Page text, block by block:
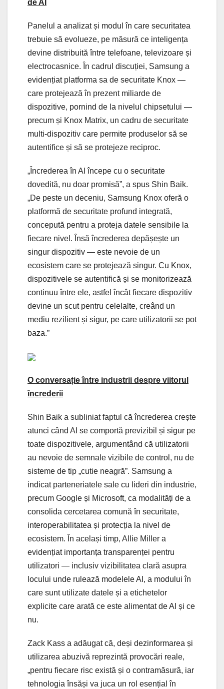
de AI
Panelul a analizat și modul în care securitatea
trebuie să evolueze, pe măsură ce inteligența
devine distribuită între telefoane, televizoare și
electrocasnice. În cadrul discuției, Samsung a
evidențiat platforma sa de securitate Knox —
care protejează în prezent miliarde de
dispozitive, pornind de la nivelul chipsetului —
precum și Knox Matrix, un cadru de securitate
multi-dispozitiv care permite produselor să se
autentifice și să se protejeze reciproc.
„Încrederea în AI începe cu o securitate
dovedită, nu doar promisă”, a spus Shin Baik.
„De peste un deceniu, Samsung Knox oferă o
platformă de securitate profund integrată,
concepută pentru a proteja datele sensibile la
fiecare nivel. Însă încrederea depășește un
singur dispozitiv — este nevoie de un
ecosistem care se protejează singur. Cu Knox,
dispozitivele se autentifică și se monitorizează
continuu între ele, astfel încât fiecare dispozitiv
devine un scut pentru celelalte, creând un
mediu rezilient și sigur, pe care utilizatorii se pot
baza.”
O conversație între industrii despre viitorul
încrederii
Shin Baik a subliniat faptul că încrederea crește
atunci când AI se comportă previzibil și sigur pe
toate dispozitivele, argumentând că utilizatorii
au nevoie de semnale vizibile de control, nu de
sisteme de tip „cutie neagră”. Samsung a
indicat parteneriatele sale cu lideri din industrie,
precum Google și Microsoft, ca modalități de a
consolida cercetarea comună în securitate,
interoperabilitatea și protecția la nivel de
ecosistem. În același timp, Allie Miller a
evidențiat importanța transparenței pentru
utilizatori — inclusiv vizibilitatea clară asupra
locului unde rulează modelele AI, a modului în
care sunt utilizate datele și a etichetelor
explicite care arată ce este alimentat de AI și ce
nu.
Zack Kass a adăugat că, deși dezinformarea și
utilizarea abuzivă reprezintă provocări reale,
„pentru fiecare risc există și o contramăsură, iar
tehnologia însăși va juca un rol esențial în